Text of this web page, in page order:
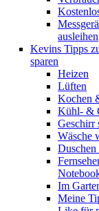
ausleihen
Kevins Tipps
sparen
Heizen
Lüften
Kochen
Kühl- &
Geschirr
Wäsche
Im
Meine